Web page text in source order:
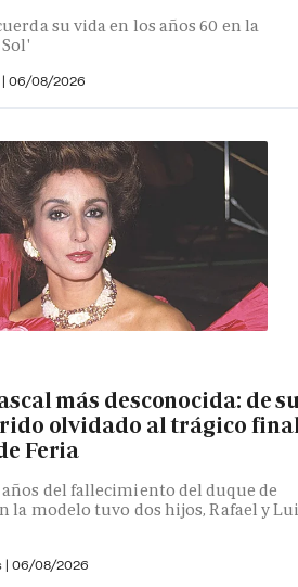
su vida en los años 60 en la
| 06/08/2026
más desconocida: de
olvidado al trágico
Feria
del fallecimiento del duque de
la modelo tuvo dos hijos, Rafael y
| 06/08/2026